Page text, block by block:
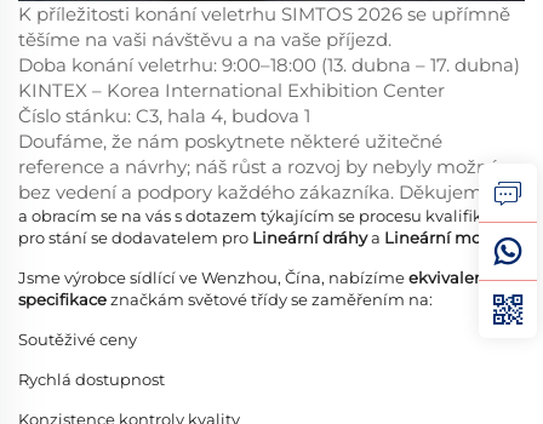
K příležitosti konání veletrhu SIMTOS 2026 se upřímně
těšíme na vaši návštěvu a na vaše příjezd.
Doba konání veletrhu: 9:00–18:00 (13. dubna – 17. dubna)
KINTEX – Korea International Exhibition Center
Číslo stánku: C3, hala 4, budova 1
Doufáme, že nám poskytnete některé užitečné
reference a návrhy; náš růst a rozvoj by nebyly možné
bez vedení a podpory každého zákazníka. Děkujeme!
a obracím se na vás s dotazem týkajícím se procesu kvalifikace
pro stání se dodavatelem pro Lineární dráhya Lineární moduly
Jsme výrobce sídlící ve Wenzhou, Čína, nabízímeekvivalentní
specifikaceznačkám světové třídy se zaměřením na:
Soutěživé ceny
Rychlá dostupnost
Konzistence kontroly kvality